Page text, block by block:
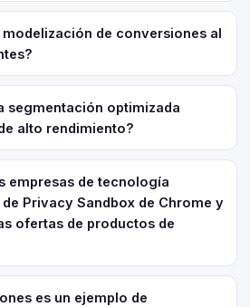
de conversiones al
segmentación optimizada
alto rendimiento?
empresas de tecnología
Privacy Sandbox de Chrome y
ofertas de productos de
es un ejemplo de